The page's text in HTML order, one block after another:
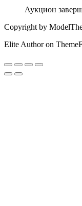
Аукцион
Copyright by
Elite Author on